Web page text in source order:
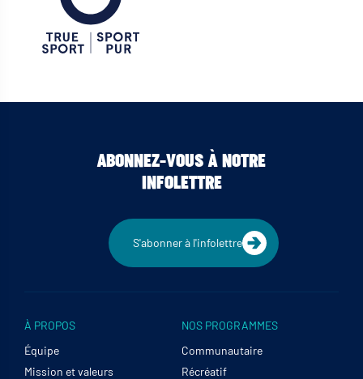
ABONNEZ-VOUS À NOTRE
INFOLETTRE
S'abonner à l'infolettre
À PROPOS
Équipe
Mission et valeurs
NOS PROGRAMMES
Communautaire
Récréatif